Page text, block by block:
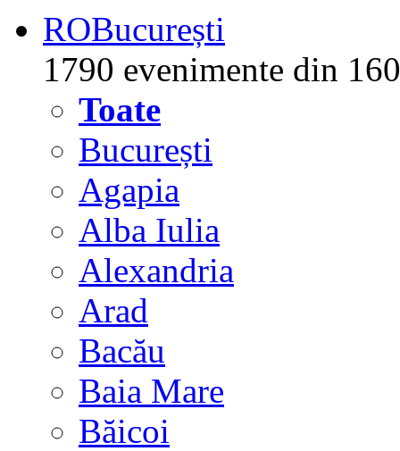
ROBucurești
1790 evenimente din
Toate
București
Agapia
Alba Iulia
Alexandria
Arad
Bacău
Baia Mare
Băicoi